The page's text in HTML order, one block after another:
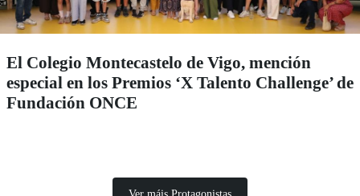
El Colegio Montecastelo de Vigo, mención
especial en los Premios ‘X Talento Challenge’ de
Fundación ONCE